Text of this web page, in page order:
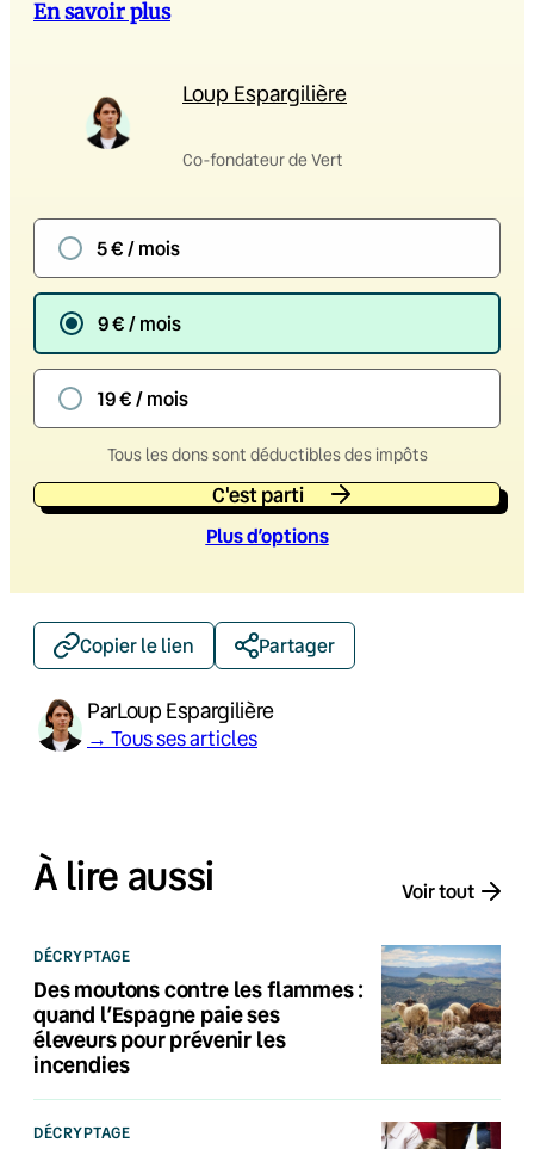
En savoir plus
Loup Espargilière
Co-fondateur de Vert
5 € / mois
9 € / mois
19 € / mois
Tous les dons sont déductibles des impôts
C'est parti
Plus d’options
Copier le lien Partager
ParLoup Espargilière
→ Tous ses articles
À lire aussi Voir tout
DÉCRYPTAGE
Des moutons contre les flammes :
quand l’Espagne paie ses
éleveurs pour prévenir les
incendies
DÉCRYPTAGE